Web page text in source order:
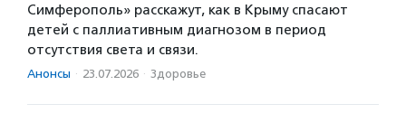
Симферополь» расскажут, как в Крыму спасают
детей с паллиативным диагнозом в период
отсутствия света и связи.
Анонсы · 23.07.2026 · Здоровье